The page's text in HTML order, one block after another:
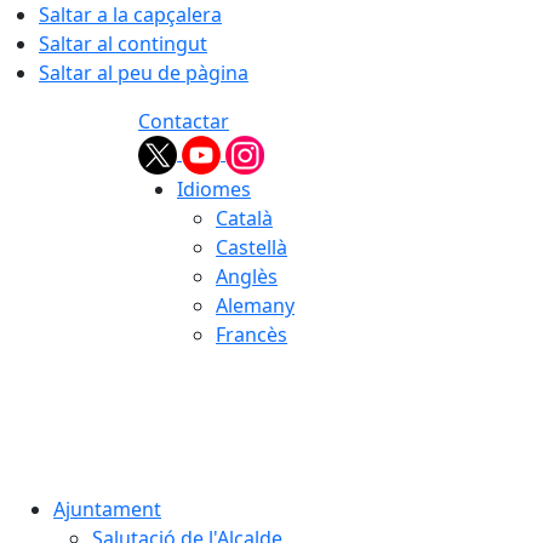
Saltar a la capçalera
Saltar al contingut
Saltar al peu de pàgina
Contactar
Idiomes
Català
Castellà
Anglès
Alemany
Francès
Ajuntament